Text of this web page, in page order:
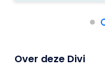
Over deze Divi